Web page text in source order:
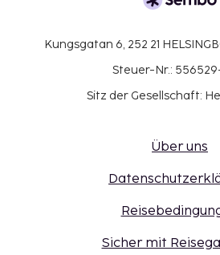
Kungsgatan 6, 252 21
Steuer-Nr.:
Sitz der Gesellschaft:
Über uns
Sicher mit